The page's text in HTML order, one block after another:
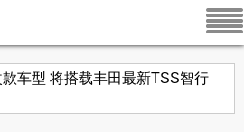
车型 将搭载丰田最新TSS智行